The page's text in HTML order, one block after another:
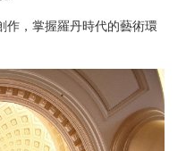
作，掌握羅丹時代的藝術環